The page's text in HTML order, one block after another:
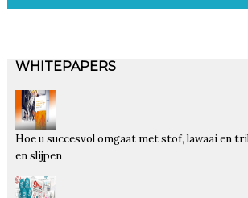
WHITEPAPERS
Hoe u succesvol omgaat met stof, lawaai en
en slijpen